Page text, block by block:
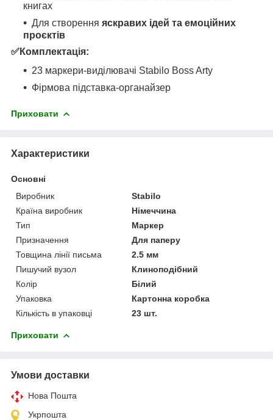
книгах
Для створення яскравих ідей та емоційних
проєктів
✅Комплектація:
23 маркери-виділювачі Stabilo Boss Arty
Фірмова підставка-органайзер
Приховати
Характеристики
Основні
Виробник
Stabilo
Країна виробник
Німеччина
Тип
Маркер
Призначення
Для паперу
Товщина лінії письма
2.5 мм
Пишучий вузол
Клиноподібний
Колір
Білий
Упаковка
Картонна коробка
Кількість в упаковці
23 шт.
Приховати
Умови доставки
Нова Пошта
Укрпошта